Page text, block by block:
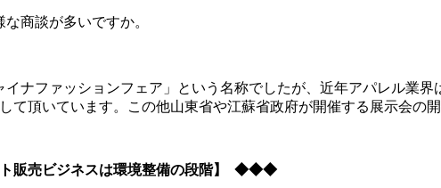
商談が多いですか。
ナファッションフェア」という名称でしたが、近年アパレル業界
頂いています。この他山東省や江蘇省政府が開催する展示会の開
販売ビジネスは環境整備の段階】 ◆◆◆